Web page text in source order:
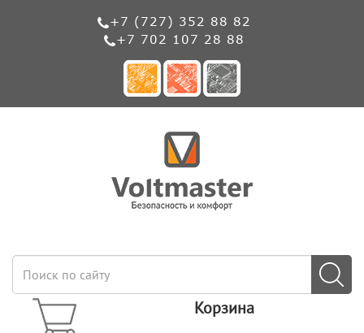
+7 (727) 352 88 82
+7 702 107 28 88
Корзина